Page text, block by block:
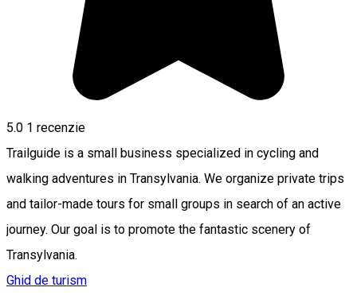
5.0 1 recenzie
Trailguide is a small business specialized in cycling and
walking adventures in Transylvania. We organize private trips
and tailor-made tours for small groups in search of an active
journey. Our goal is to promote the fantastic scenery of
Transylvania.
Ghid de turism